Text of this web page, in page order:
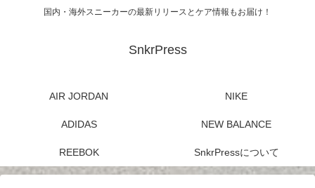
国内・海外スニーカーの最新リリースとケア情報もお届け！
SnkrPress
AIR JORDAN NIKE
ADIDAS NEW BALANCE
REEBOK SnkrPressについて